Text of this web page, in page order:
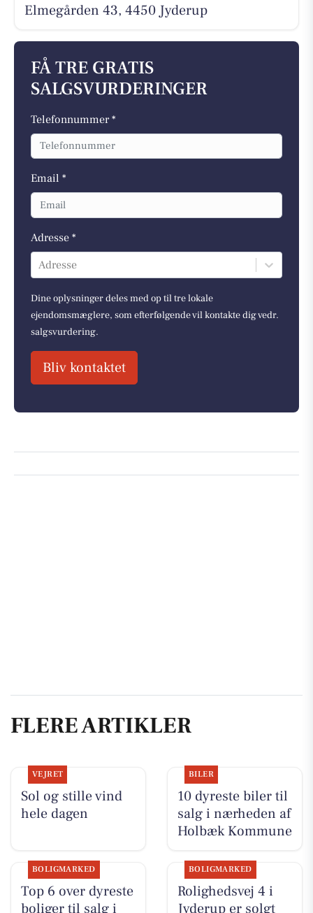
Elmegården 43, 4450 Jyderup
FÅ TRE GRATIS
SALGSVURDERINGER
Telefonnummer *
Email *
Adresse *
Adresse
Dine oplysninger deles med op til tre lokale
ejendomsmæglere, som efterfølgende vil kontakte dig vedr.
salgsvurdering.
Bliv kontaktet
FLERE ARTIKLER
VEJRET
Sol og stille vind
hele dagen
BILER
10 dyreste biler til
salg i nærheden af
Holbæk Kommune
BOLIGMARKED
Top 6 over dyreste
boliger til salg i
BOLIGMARKED
Rolighedsvej 4 i
Jyderup er solgt